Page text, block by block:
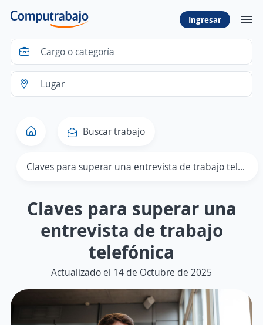
Ingresar
Buscar trabajo
Claves para superar una entrevista de trabajo telefónica
Claves para superar una
entrevista de trabajo
telefónica
Actualizado el 14 de Octubre de 2025